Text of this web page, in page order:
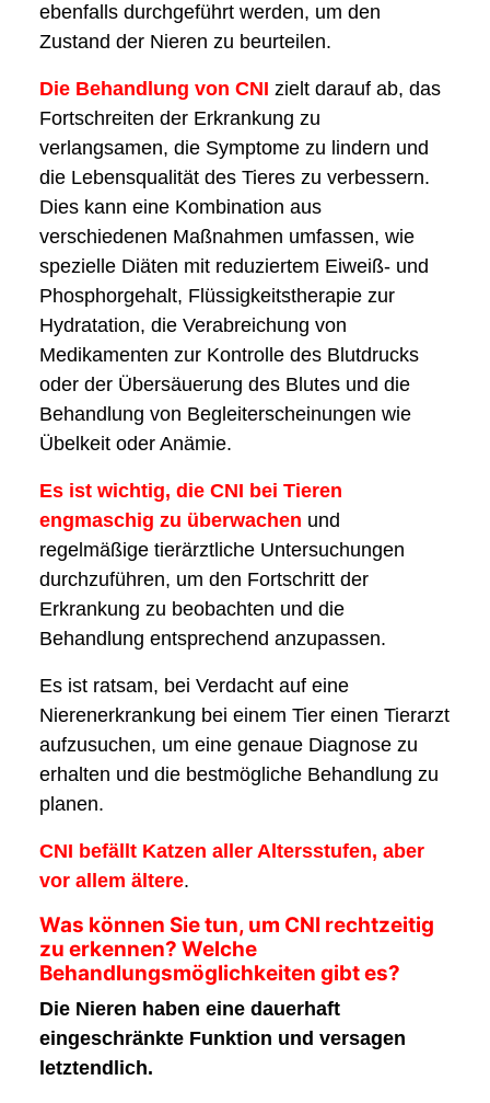
ebenfalls durchgeführt werden, um den
Zustand der Nieren zu beurteilen.
Die Behandlung von CNI zielt darauf ab, das
Fortschreiten der Erkrankung zu
verlangsamen, die Symptome zu lindern und
die Lebensqualität des Tieres zu verbessern.
Dies kann eine Kombination aus
verschiedenen Maßnahmen umfassen, wie
spezielle Diäten mit reduziertem Eiweiß- und
Phosphorgehalt, Flüssigkeitstherapie zur
Hydratation, die Verabreichung von
Medikamenten zur Kontrolle des Blutdrucks
oder der Übersäuerung des Blutes und die
Behandlung von Begleiterscheinungen wie
Übelkeit oder Anämie.
Es ist wichtig, die CNI bei Tieren
engmaschig zu überwachen und
regelmäßige tierärztliche Untersuchungen
durchzuführen, um den Fortschritt der
Erkrankung zu beobachten und die
Behandlung entsprechend anzupassen.
Es ist ratsam, bei Verdacht auf eine
Nierenerkrankung bei einem Tier einen Tierarzt
aufzusuchen, um eine genaue Diagnose zu
erhalten und die bestmögliche Behandlung zu
planen.
CNI befällt Katzen aller Altersstufen, aber
vor allem ältere.
Was können Sie tun, um CNI rechtzeitig
zu erkennen? Welche
Behandlungsmöglichkeiten gibt es?
Die Nieren haben eine dauerhaft
eingeschränkte Funktion und versagen
letztendlich.